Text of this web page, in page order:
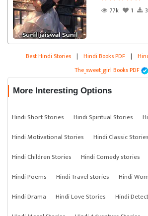
77k
1
Best Hindi Stories | Hindi Books PDF |
The_sweet_girl Books PDF
More Interesting Options
Hindi Short Stories Hindi Spiritual Stories
Hindi Motivational Stories
Hindi Classic Stories
Hindi Children Stories
Hindi Comedy stories
Hindi Poems
Hindi Travel stories
Hindi
Hindi Drama
Hindi Love Stories
Hindi